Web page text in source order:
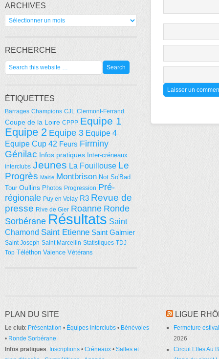
ARCHIVES
Archives
RECHERCHE
ÉTIQUETTES
Barrages Champions CJL Clermont-Ferrand
Coupe de la Loire CPPP Equipe 1
Equipe 2 Equipe 3 Equipe 4
Equipe Cup 42 Feurs Firminy
Génilac Infos pratiques Inter-créneaux
interclubs Jeunes La Fouillouse Le
Progrès Mairie Montbrison Not So'Bad
Tour Oullins Photos Progression Pré-
régionale Puy en Velay R3 Revue de
presse Rive de Gier Roanne Ronde
Sorbérane Résultats Saint
Chamond Saint Etienne Saint Galmier
Saint Joseph Saint Marcellin Statistiques TDJ
Top Téléthon Valence Vétérans
PLAN DU SITE
Le club: Présentation • Équipes Interclubs • Bénévoles
• Ronde Sorbérane
Infos pratiques: Inscriptions • Créneaux • Salles et
LIGUE
Fermeture
2026
Circuit Elles Au